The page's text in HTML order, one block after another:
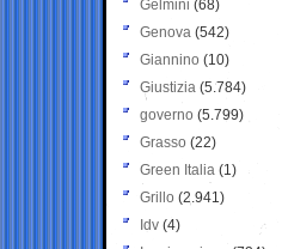
Gelmini (68)
Genova (542)
Giannino (10)
Giustizia (5.784)
governo (5.799)
Grasso (22)
Green Italia (1)
Grillo (2.941)
Idv (4)